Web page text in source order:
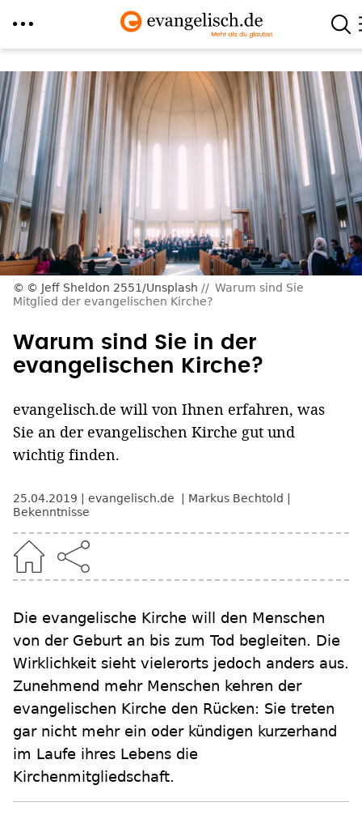
zum
Inhalt
© Jeff Sheldon 2551/Unsplash
Warum sind Sie
Mitglied der evangelischen Kirche?
Warum sind Sie in der
evangelischen Kirche?
evangelisch.de will von Ihnen erfahren, was
Sie an der evangelischen Kirche gut und
wichtig finden.
25.04.2019 evangelisch.de
Markus Bechtold
Bekenntnisse
Die evangelische Kirche will den Menschen
von der Geburt an bis zum Tod begleiten. Die
Wirklichkeit sieht vielerorts jedoch anders aus.
Zunehmend mehr Menschen kehren der
evangelischen Kirche den Rücken: Sie treten
gar nicht mehr ein oder kündigen kurzerhand
im Laufe ihres Lebens die
Kirchenmitgliedschaft.